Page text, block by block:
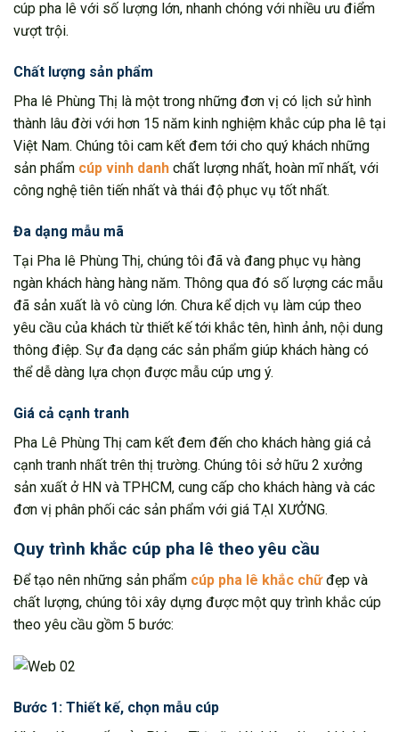
cúp pha lê với số lượng lớn, nhanh chóng với nhiều ưu điểm
vượt trội.
Chất lượng sản phẩm
Pha lê Phùng Thị là một trong những đơn vị có lịch sử hình
thành lâu đời với hơn 15 năm kinh nghiệm khắc cúp pha lê tại
Việt Nam. Chúng tôi cam kết đem tới cho quý khách những
sản phẩm cúp vinh danh chất lượng nhất, hoàn mĩ nhất, với
công nghệ tiên tiến nhất và thái độ phục vụ tốt nhất.
Đa dạng mẫu mã
Tại Pha lê Phùng Thị, chúng tôi đã và đang phục vụ hàng
ngàn khách hàng hàng năm. Thông qua đó số lượng các mẫu
đã sản xuất là vô cùng lớn. Chưa kể dịch vụ làm cúp theo
yêu cầu của khách từ thiết kế tới khắc tên, hình ảnh, nội dung
thông điệp. Sự đa dạng các sản phẩm giúp khách hàng có
thể dễ dàng lựa chọn được mẫu cúp ưng ý.
Giá cả cạnh tranh
Pha Lê Phùng Thị cam kết đem đến cho khách hàng giá cả
cạnh tranh nhất trên thị trường. Chúng tôi sở hữu 2 xưởng
sản xuất ở HN và TPHCM, cung cấp cho khách hàng và các
đơn vị phân phối các sản phẩm với giá TẠI XƯỞNG.
Quy trình khắc cúp pha lê theo yêu cầu
Để tạo nên những sản phẩm cúp pha lê khắc chữ đẹp và
chất lượng, chúng tôi xây dựng được một quy trình khắc cúp
theo yêu cầu gồm 5 bước:
Bước 1: Thiết kế, chọn mẫu cúp